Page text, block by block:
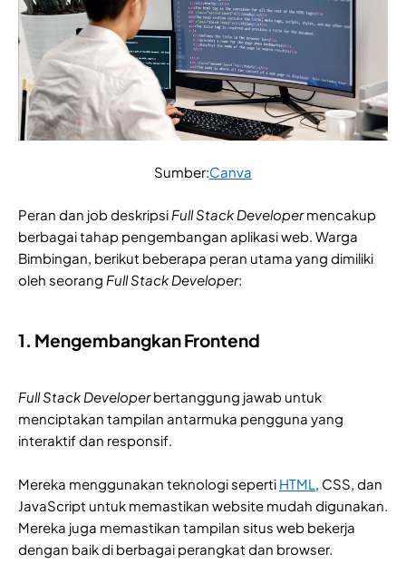
Sumber:Canva
Peran dan job deskripsi Full Stack Developermencakup
berbagai tahap pengembangan aplikasi web. Warga
Bimbingan, berikut beberapa peran utama yang dimiliki
oleh seorang Full Stack Developer:
1. Mengembangkan Frontend
Full Stack Developerbertanggung jawab untuk
menciptakan tampilan antarmuka pengguna yang
interaktif dan responsif.
Mereka menggunakan teknologi seperti HTML
, CSS, dan
JavaScript untuk memastikan website mudah digunakan.
Mereka juga memastikan tampilan situs web bekerja
dengan baik di berbagai perangkat dan browser.